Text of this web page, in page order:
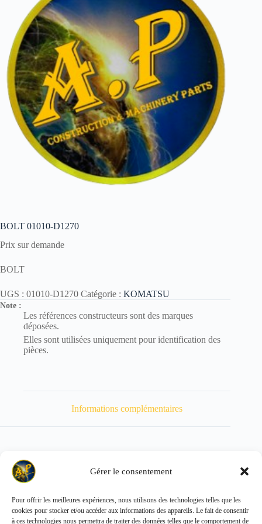
Gérer le consentement
Pour offrir les meilleures expériences, nous utilisons des technologies telles que les
cookies pour stocker et/ou accéder aux informations des appareils. Le fait de consentir
à ces technologies nous permettra de traiter des données telles que le comportement de
BOLT 01010-D1270
Prix sur demande
BOLT
UGS : 01010-D1270 Catégorie : KOMATSU
Note :
Les références constructeurs sont des marques
déposées.
Elles sont utilisées uniquement pour identification des
pièces.
Informations complémentaires
Poids 80 kg
Copyright © 2026 - ALL PARTS FRANCE SAS